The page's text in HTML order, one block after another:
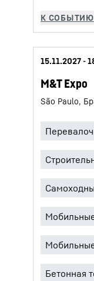
15.11.2027 -
M&T Expo
São Paulo,